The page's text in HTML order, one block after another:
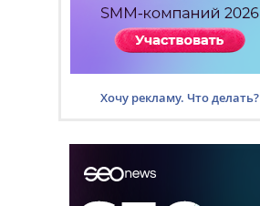
Хочу рекламу. Что делать?